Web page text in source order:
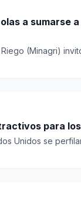
a sumarse
(Minagri)
para
Unidos se